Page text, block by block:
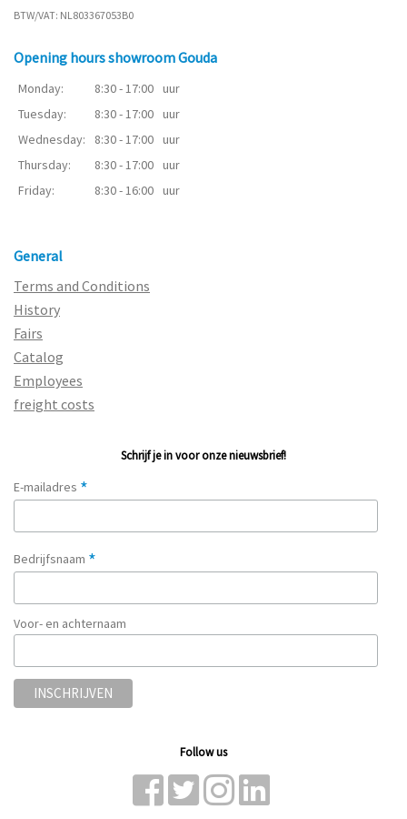
BTW/VAT: NL803367053B0
Opening hours showroom Gouda
Monday: 8:30 - 17:00 uur
Tuesday:
8:30 - 17:00 uur
Wednesday:
8:30 - 17:00 uur
Thursday:
8:30 - 17:00 uur
Friday:
8:30 - 16:00 uur
General
Terms and Conditions
History
Fairs
Catalog
Employees
freight costs
Schrijf je in voor onze nieuwsbrief!
E-mailadres *
Bedrijfsnaam *
Voor- en achternaam
Follow us